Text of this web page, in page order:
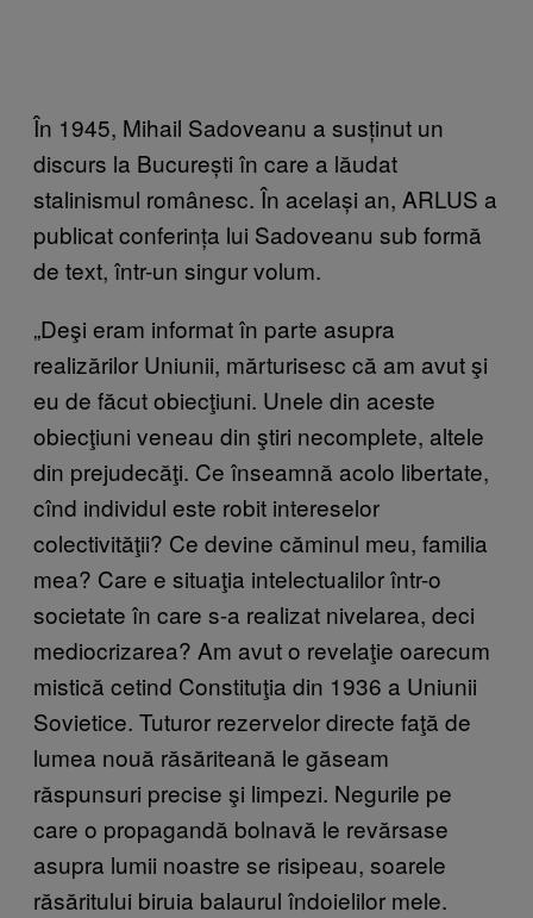
În 1945, Mihail Sadoveanu a susținut un
discurs la București în care a lăudat
stalinismul românesc. În același an, ARLUS a
publicat conferința lui Sadoveanu sub formă
de text, într-un singur volum.
„Deşi eram informat în parte asupra
realizărilor Uniunii, mărturisesc că am avut şi
eu de făcut obiecţiuni. Unele din aceste
obiecţiuni veneau din ştiri necomplete, altele
din prejudecăţi. Ce înseamnă acolo libertate,
cînd individul este robit intereselor
colectivităţii? Ce devine căminul meu, familia
mea? Care e situaţia intelectualilor într-o
societate în care s-a realizat nivelarea, deci
mediocrizarea? Am avut o revelaţie oarecum
mistică cetind Constituţia din 1936 a Uniunii
Sovietice. Tuturor rezervelor directe faţă de
lumea nouă răsăriteană le găseam
răspunsuri precise şi limpezi. Negurile pe
care o propagandă bolnavă le revărsase
asupra lumii noastre se risipeau, soarele
răsăritului biruia balaurul îndoielilor mele.